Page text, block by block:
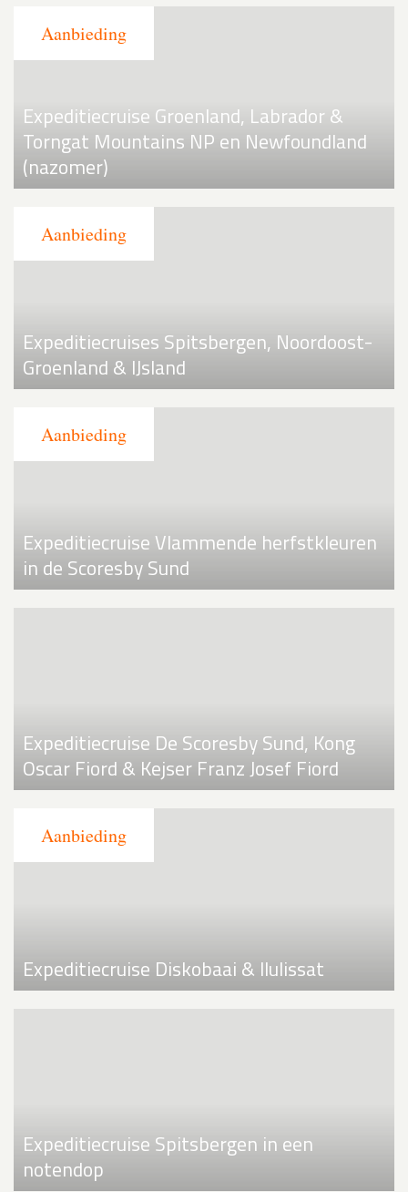
Expeditiecruise Groenland, Labrador &
Torngat Mountains NP en Newfoundland
(nazomer)
Expeditiecruises Spitsbergen, Noordoost-
Groenland & IJsland
Expeditiecruise Vlammende herfstkleuren
in de Scoresby Sund
Expeditiecruise De Scoresby Sund, Kong
Oscar Fiord & Kejser Franz Josef Fiord
Expeditiecruise Diskobaai & Ilulissat
Expeditiecruise Spitsbergen in een
notendop